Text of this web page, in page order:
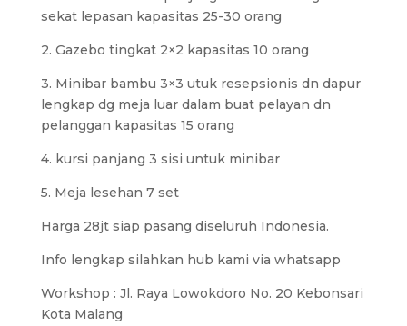
sekat lepasan kapasitas 25-30 orang
2. Gazebo tingkat 2×2 kapasitas 10 orang
3. Minibar bambu 3×3 utuk resepsionis dn dapur
lengkap dg meja luar dalam buat pelayan dn
pelanggan kapasitas 15 orang
4. kursi panjang 3 sisi untuk minibar
5. Meja lesehan 7 set
Harga 28jt siap pasang diseluruh Indonesia.
Info lengkap silahkan hub kami via whatsapp
Workshop : Jl. Raya Lowokdoro No. 20 Kebonsari
Kota Malang